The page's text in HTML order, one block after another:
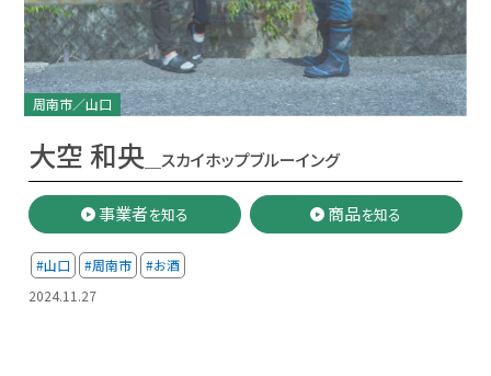
周南市／山口
大空 和央 ＿スカイホップブルーイング
事業者を知る 商品を知る
#山口 #周南市
#お酒
2024.11.27